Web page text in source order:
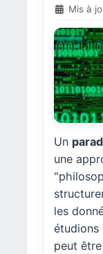
Mis à
Un
une
les
étudions
peut